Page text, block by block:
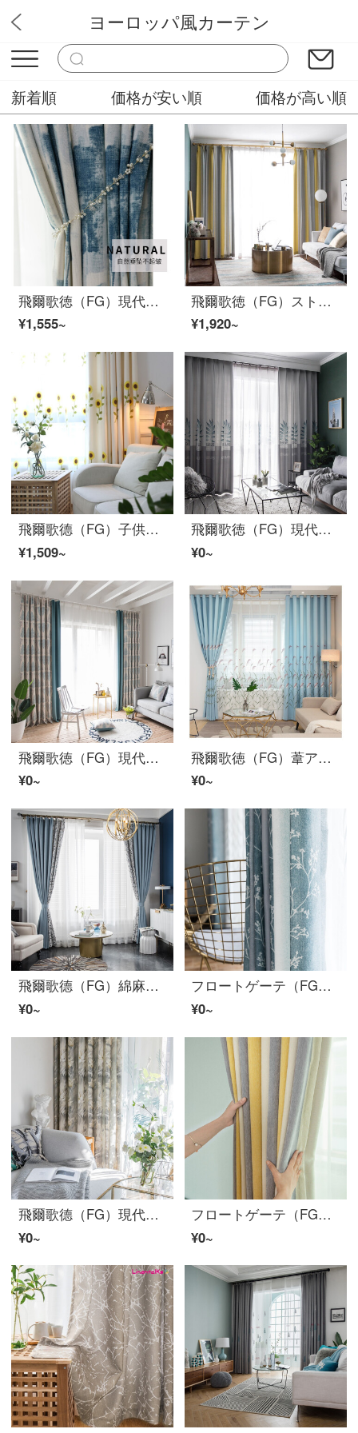
ぴっかりカーテン
ヨーロッパ風カーテン
新着順 価格が安い順 価格が高い順
飛爾歌徳（FG）現代簡単で抽象的な印紙のカーテン—空白のリビングルームの書斎のベランダの床に置くカーテンが窓の完成品のカーテンにカスタマイズされている青いカーテン（窓のベールを含まない）の幅3メートル*高さ2.7メートル-フック式の一枚（高さは短く変えられます）
¥1,555~
飛爾歌徳（FG）ストライプの色織地中海スタイルは簡単にカーテンリビングルームの書斎の窓を揺らして床に下ろすカーテン現代製品のカーテンをカスタマイズします。黄色のカーテンは幅3 m*高さ2.7 m-フック式です。
¥1,920~
飛爾歌德（FG）子供用アニメヒマワリの図案の刺繍カーテンカーテンリビングルームの書斎のベランダの床に置くカーテンが窓の完成品のカーテンにカスタマイズされています。刺繍のヒマワリのカーテン（窓のベールをくわえません。）の幅が3メートル*高さが2.7メートルです。
¥1,509~
飛爾歌徳（FG）現代プリント遮光無色の葉っぱ緑植カーテンリビングルームの書斎バルコニーの床につくカーテンカーテンのオーダーメイド灰色のカーテン（窓のベールを含まない）の幅3メートル*高さ2.7メートル-フック式の一枚（高さは短くすることができます）
¥0~
飛爾歌徳（FG）現代簡約水杉印模様の遮光カーテンリビングルームの書斎バルコニーの床にあるカーテンのカーテンをカスタマイズしてカーテンをつなぎ合わせます。幅3 m*高さ2.7 m-フック式の一枚です。
¥0~
飛爾歌徳（FG）葦アジサイのカーテンに竹節綿の半遮光アジサイのカーテンをカスタマイズした軽いリビングルームの書斎のベランダのカーテンの青いカーテン（窓のベールを含まない）の幅3メートル*高さ2.7メートル-フック式の一枚（高さは短く変えられます）
¥0~
飛爾歌德（FG）綿麻の色は簡単に色を合わせてカーテンの布地をつづり合わせます。花蔓藤屋の寝室の書斎のベランダのカーテンの翻り窓の完成品のプリントカーテンは花蔓のカーテンをカスタマイズします。幅3 m*高さ2.7 m-フック式の一枚です。
¥0~
フロートゲーテ（FG）北欧海川プリントカーテンリビングルーム書斎半遮光カーテン仕上げのブリーフカーテンカスタムブルーグレーのカーテン（窓のベールを含まない）幅3メートル*高さ2.7メートル-フック式一枚（高さは短くすることができます）
¥0~
飛爾歌德（FG）現代簡単なアメリカ式プリントのカーテン—ケイ素質蘭心リビングルームの書斎のバルコニーの床に下ろすカーテンのオーダーメイド灰色のカーテン（窓のベールを含まない）の幅2メートル*高さ2.7メートル
¥0~
フロートゲーテ（FG）地中海風の全遮光は厚く、ビロードのシェニールのカーテンをまねる北欧簡単寝室のリビングルームのリビングルームのベランダの床にカーテンが翻ります。カーテンはグレーの黄色のカーテンをカスタマイズします。幅3メートル*高さ2.7メートル-フック式の一枚です。
¥0~